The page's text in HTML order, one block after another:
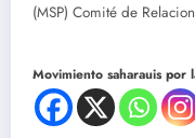
(MSP) Comité de
Movimiento saharauis por